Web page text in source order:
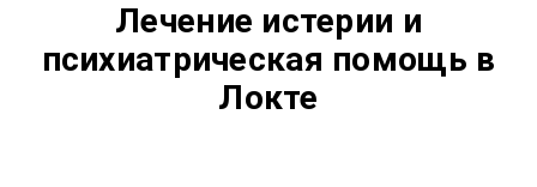
Лечение истерии и
психиатрическая помощь в
Локте